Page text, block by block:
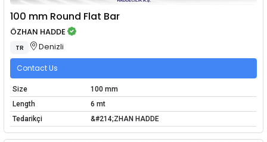
100 mm Round Flat Bar
ÖZHAN HADDE
TR Denizli
Contact Us
Size
100 mm
Length
6 mt
Tedarikçi
&#214;ZHAN HADDE